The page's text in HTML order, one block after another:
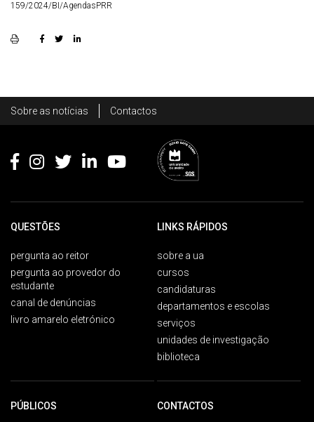
159/2024/BI/AgendasPRR
Footer
Sobre as notícias Contactos
QUESTÕES
pergunta ao reitor
pergunta ao provedor do
estudante
canal de denúncias
livro amarelo eletrónico
LINKS RÁPIDOS
sobre a ua
cursos
candidaturas
departamentos e escolas
serviços
unidades de investigação
biblioteca
PÚBLICOS CONTACTOS